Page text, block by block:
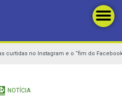
curtidas no Instagram e o “fim do
NOTÍCIA